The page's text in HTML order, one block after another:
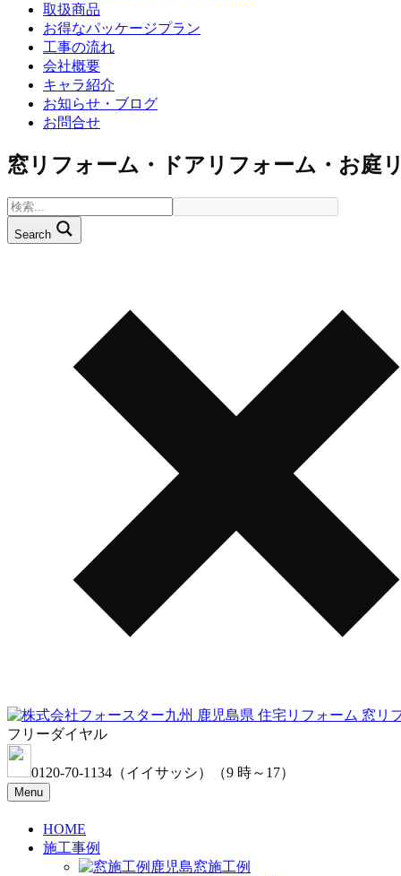
取扱商品
お得なパッケージプラン
工事の流れ
会社概要
キャラ紹介
お知らせ・ブログ
お問合せ
窓リフォーム・ドアリフォーム・お庭
Search
フリーダイヤル
0120-70-1134 （イイサッシ） （9 時～17）
Menu
HOME
施工事例
窓施工例